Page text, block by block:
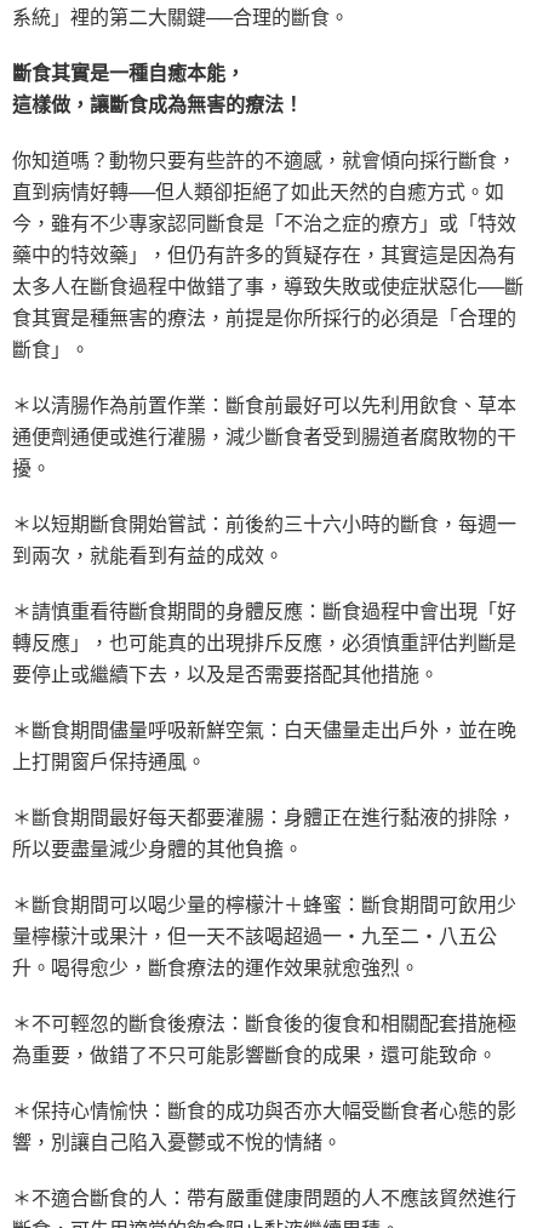
系統」裡的第二大關鍵──合理的斷食。
斷食其實是一種自癒本能，
這樣做，讓斷食成為無害的療法！
你知道嗎？動物只要有些許的不適感，就會傾向採行斷食，
直到病情好轉──但人類卻拒絕了如此天然的自癒方式。如
今，雖有不少專家認同斷食是「不治之症的療方」或「特效
藥中的特效藥」，但仍有許多的質疑存在，其實這是因為有
太多人在斷食過程中做錯了事，導致失敗或使症狀惡化──斷
食其實是種無害的療法，前提是你所採行的必須是「合理的
斷食」。
＊以清腸作為前置作業：斷食前最好可以先利用飲食、草本
通便劑通便或進行灌腸，減少斷食者受到腸道者腐敗物的干
擾。
＊以短期斷食開始嘗試：前後約三十六小時的斷食，每週一
到兩次，就能看到有益的成效。
＊請慎重看待斷食期間的身體反應：斷食過程中會出現「好
轉反應」，也可能真的出現排斥反應，必須慎重評估判斷是
要停止或繼續下去，以及是否需要搭配其他措施。
＊斷食期間儘量呼吸新鮮空氣：白天儘量走出戶外，並在晚
上打開窗戶保持通風。
＊斷食期間最好每天都要灌腸：身體正在進行黏液的排除，
所以要盡量減少身體的其他負擔。
＊斷食期間可以喝少量的檸檬汁＋蜂蜜：斷食期間可飲用少
量檸檬汁或果汁，但一天不該喝超過一‧九至二‧八五公
升。喝得愈少，斷食療法的運作效果就愈強烈。
＊不可輕忽的斷食後療法：斷食後的復食和相關配套措施極
為重要，做錯了不只可能影響斷食的成果，還可能致命。
＊保持心情愉快：斷食的成功與否亦大幅受斷食者心態的影
響，別讓自己陷入憂鬱或不悅的情緒。
＊不適合斷食的人：帶有嚴重健康問題的人不應該貿然進行